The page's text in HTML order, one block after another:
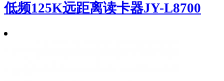
低频125K远距离读卡器JY-L8700